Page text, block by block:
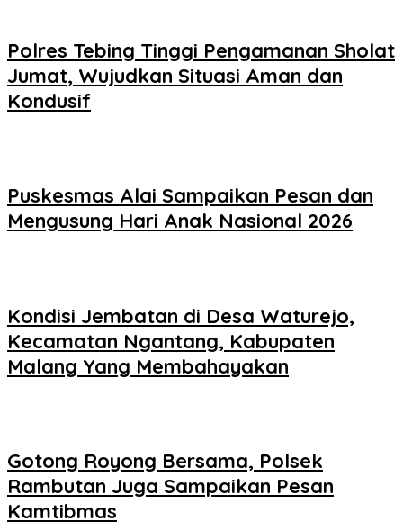
Polres Tebing Tinggi Pengamanan Sholat
Jumat, Wujudkan Situasi Aman dan
Kondusif
Puskesmas Alai Sampaikan Pesan dan
Mengusung Hari Anak Nasional 2026
Kondisi Jembatan di Desa Waturejo,
Kecamatan Ngantang, Kabupaten
Malang Yang Membahayakan
Gotong Royong Bersama, Polsek
Rambutan Juga Sampaikan Pesan
Kamtibmas